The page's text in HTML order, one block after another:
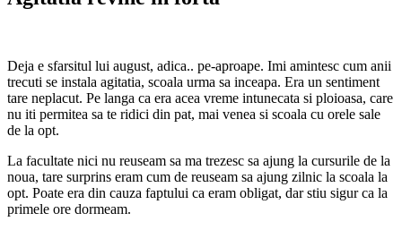
Deja e sfarsitul lui august, adica.. pe-aproape. Imi amintesc cum anii
trecuti se instala agitatia, scoala urma sa inceapa. Era un sentiment
tare neplacut. Pe langa ca era acea vreme intunecata si ploioasa, care
nu iti permitea sa te ridici din pat, mai venea si scoala cu orele sale
de la opt.
La facultate nici nu reuseam sa ma trezesc sa ajung la cursurile de la
noua, tare surprins eram cum de reuseam sa ajung zilnic la scoala la
opt. Poate era din cauza faptului ca eram obligat, dar stiu sigur ca la
primele ore dormeam.